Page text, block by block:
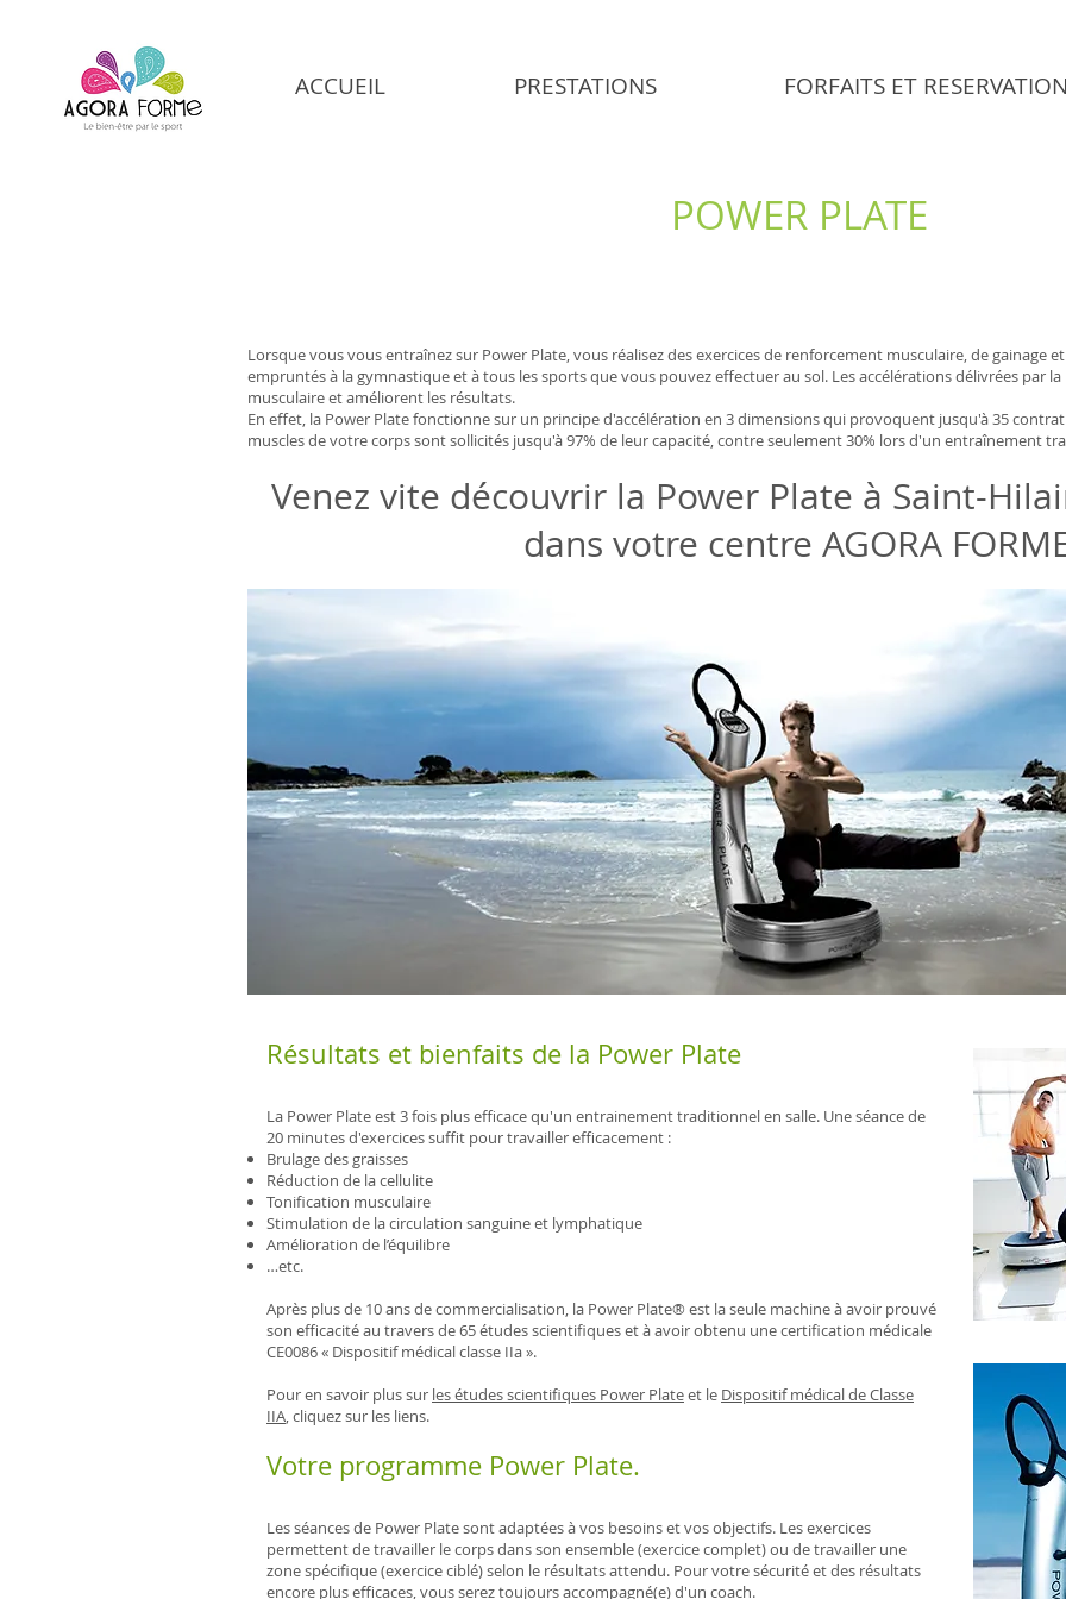
ACCUEIL PRESTATIONS FORFAITS ET
POWER PLATE
Lorsque vous vous entraînez sur Power Plate, vous réalisez des exercices de renforcement musculaire, de gainage
empruntés à la gymnastique et à tous les sports que vous pouvez effectuer au sol. Les accélérations délivrées par
musculaire et améliorent les résultats.
En effet, la Power Plate fonctionne sur un principe d'accélération en 3 dimensions qui provoquent jusqu'à 35
muscles de votre corps sont sollicités jusqu'à 97% de leur capacité, contre seulement 30% lors d'un entraînement
Venez vite découvrir la Power Plate à Saint-
dans votre centre AGORA
Résultats et bienfaits de la Power Plate
La Power Plate est 3 fois plus efficace qu'un entrainement traditionnel en salle. Une séance de
20 minutes d'exercices suffit pour travailler efficacement :
Brulage des graisses
Réduction de la cellulite
Tonification musculaire
Stimulation de la circulation sanguine et lymphatique
Amélioration de l’équilibre
…etc.
Après plus de 10 ans de commercialisation, la Power Plate® est la seule machine à avoir prouvé
son efficacité au travers de 65 études scientifiques et à avoir obtenu une certification médicale
CE0086 « Dispositif médical classe IIa ».
Pour en savoir plus sur les études scientifiques Power Plateet le Dispositif médical de Classe
IIA, cliquez sur les liens.
Votre programme Power Plate.
Les séances de Power Plate sont adaptées à vos besoins et vos objectifs. Les exercices
permettent de travailler le corps dans son ensemble (exercice complet) ou de travailler une
zone spécifique (exercice ciblé) selon le résultats attendu. Pour votre sécurité et des résultats
encore plus efficaces, vous serez toujours accompagné(e) d'un coach.